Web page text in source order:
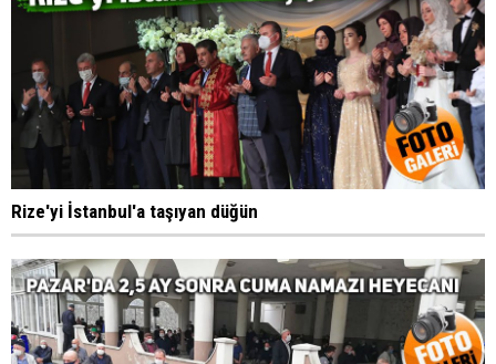
Rize'yi İstanbul'a taşıyan düğün